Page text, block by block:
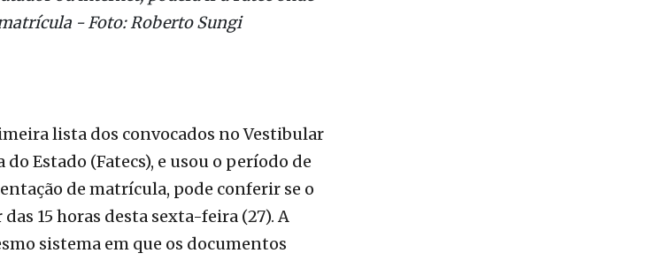
lista dos convocados no Vestibular
de matrícula, pode conferir se o
15 horas desta sexta-feira (27). A
sistema em que os documentos